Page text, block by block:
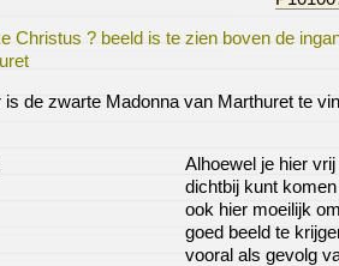
Christus ? beeld is te zien boven de
is de zwarte Madonna van Marthuret te
Alhoewel je hier vrij
dichtbij kunt
ook hier moeilijk
goed beeld te
vooral als gevolg